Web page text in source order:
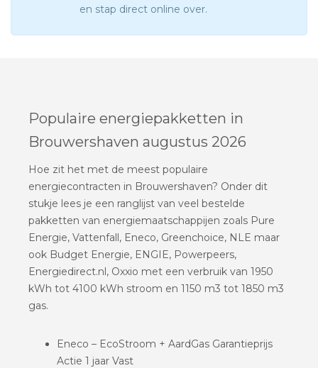
en stap direct online over.
Populaire energiepakketten in
Brouwershaven augustus 2026
Hoe zit het met de meest populaire
energiecontracten in Brouwershaven? Onder dit
stukje lees je een ranglijst van veel bestelde
pakketten van energiemaatschappijen zoals Pure
Energie, Vattenfall, Eneco, Greenchoice, NLE maar
ook Budget Energie, ENGIE, Powerpeers,
Energiedirect.nl, Oxxio met een verbruik van 1950
kWh tot 4100 kWh stroom en 1150 m3 tot 1850 m3
gas.
Eneco – EcoStroom + AardGas Garantieprijs
Actie 1 jaar Vast